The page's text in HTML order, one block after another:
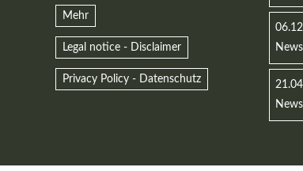
Mehr
Legal notice - Disclaimer
Privacy Policy - Datenschutz